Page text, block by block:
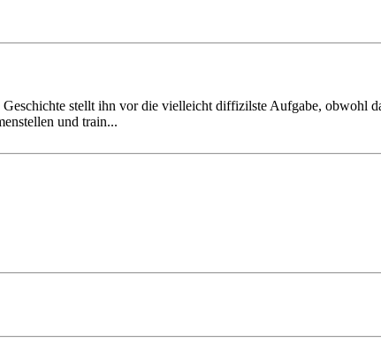
stellt ihn vor die viel­leicht diffizilste Aufgabe, obwohl
und train...